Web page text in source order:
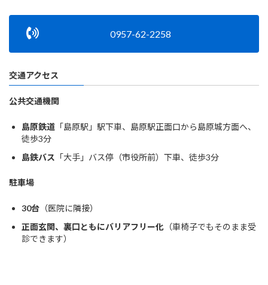
0957-62-2258
交通アクセス
公共交通機関
島原鉄道 「島原駅」駅下車、島原駅正面口から島原城方面へ、
徒歩3分
島鉄バス 「大手」バス停（市役所前）下車、徒歩3分
駐車場
30台 （医院に隣接）
正面玄関、裏口ともにバリアフリー化 （車椅子でもそのまま受
診できます）